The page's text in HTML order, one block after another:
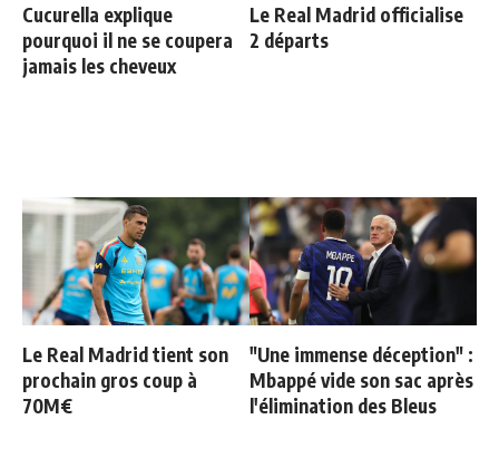
Cucurella explique
pourquoi il ne se coupera
jamais les cheveux
Le Real Madrid officialise
2 départs
Le Real Madrid tient son
prochain gros coup à
70M€
"Une immense déception" :
Mbappé vide son sac après
l'élimination des Bleus